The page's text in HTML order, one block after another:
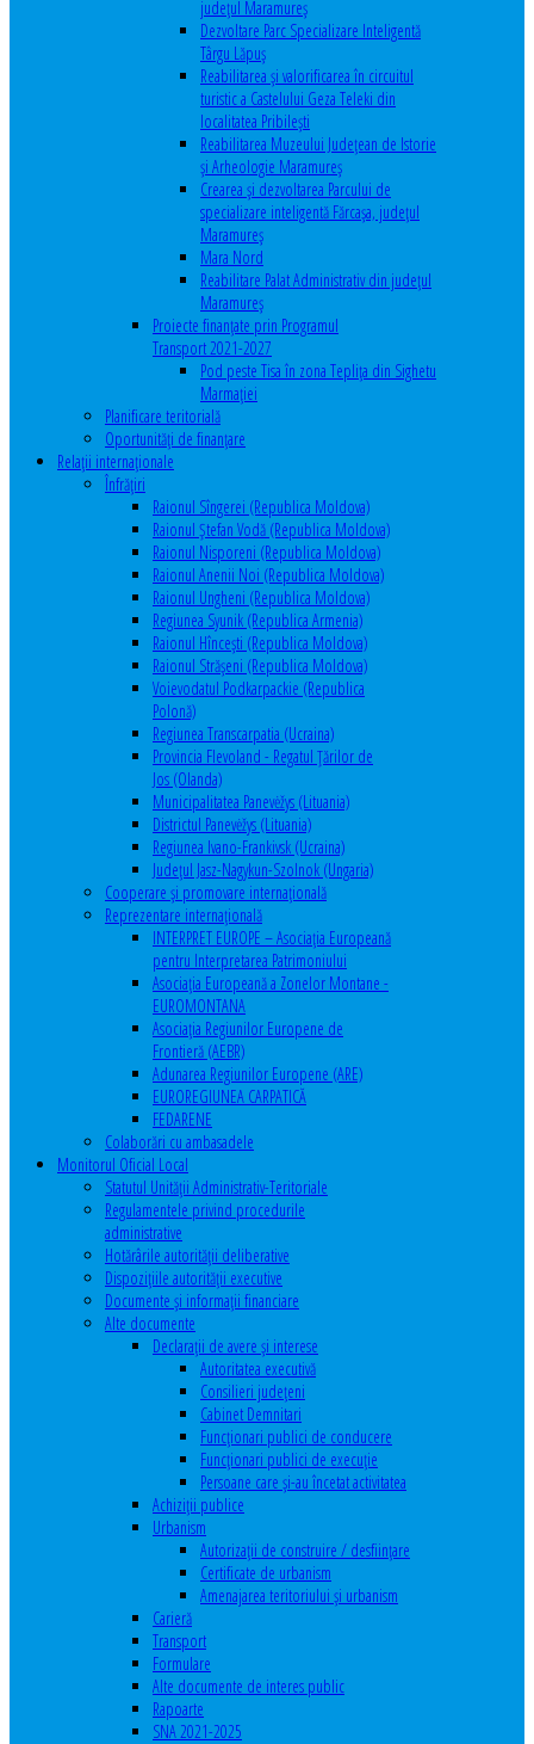
județul Maramureș
Dezvoltare Parc Specializare Inteligentă
Târgu Lăpuș
Reabilitarea și valorificarea în circuitul
turistic a Castelului Geza Teleki din
localitatea Pribilești
Reabilitarea Muzeului Județean de Istorie
și Arheologie Maramureș
Crearea și dezvoltarea Parcului de
specializare inteligentă Fărcașa, județul
Maramureș
Mara Nord
Reabilitare Palat Administrativ din județul
Maramureș
Proiecte finanțate prin Programul
Transport 2021-2027
Pod peste Tisa în zona Teplița din Sighetu
Marmației
Planificare teritorială
Oportunităţi de finanţare
Relaţii internaţionale
Înfrăţiri
Raionul Sîngerei (Republica Moldova)
Raionul Ștefan Vodă (Republica Moldova)
Raionul Nisporeni (Republica Moldova)
Raionul Anenii Noi (Republica Moldova)
Raionul Ungheni (Republica Moldova)
Regiunea Syunik (Republica Armenia)
Raionul Hîncești (Republica Moldova)
Raionul Străşeni (Republica Moldova)
Voievodatul Podkarpackie (Republica
Polonă)
Regiunea Transcarpatia (Ucraina)
Provincia Flevoland - Regatul Ţărilor de
Jos (Olanda)
Municipalitatea Panevėžys (Lituania)
Districtul Panevėžys (Lituania)
Regiunea Ivano-Frankivsk (Ucraina)
Judeţul Jasz-Nagykun-Szolnok (Ungaria)
Cooperare şi promovare internaţională
Reprezentare internaţională
INTERPRET EUROPE – Asociația Europeană
pentru Interpretarea Patrimoniului
Asociația Europeană a Zonelor Montane -
EUROMONTANA
Asociația Regiunilor Europene de
Frontieră (AEBR)
Adunarea Regiunilor Europene (ARE)
EUROREGIUNEA CARPATICĂ
FEDARENE
Colaborări cu ambasadele
Monitorul Oficial Local
Statutul Unităţii Administrativ-Teritoriale
Regulamentele privind procedurile
administrative
Hotărârile autorităţii deliberative
Dispoziţiile autorităţii executive
Documente şi informaţii financiare
Alte documente
Declaraţii de avere şi interese
Autoritatea executivă
Consilieri judeţeni
Cabinet Demnitari
Funcţionari publici de conducere
Funcționari publici de execuție
Persoane care şi-au încetat activitatea
Achiziţii publice
Urbanism
Autorizații de construire / desființare
Certificate de urbanism
Amenajarea teritoriului şi urbanism
Carieră
Transport
Formulare
Alte documente de interes public
Rapoarte
SNA 2021-2025